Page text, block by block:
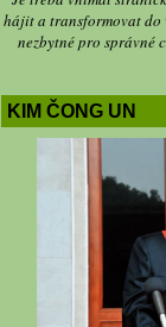
hájit a transformovat do
nezbytné pro správné
KIM ČONG UN